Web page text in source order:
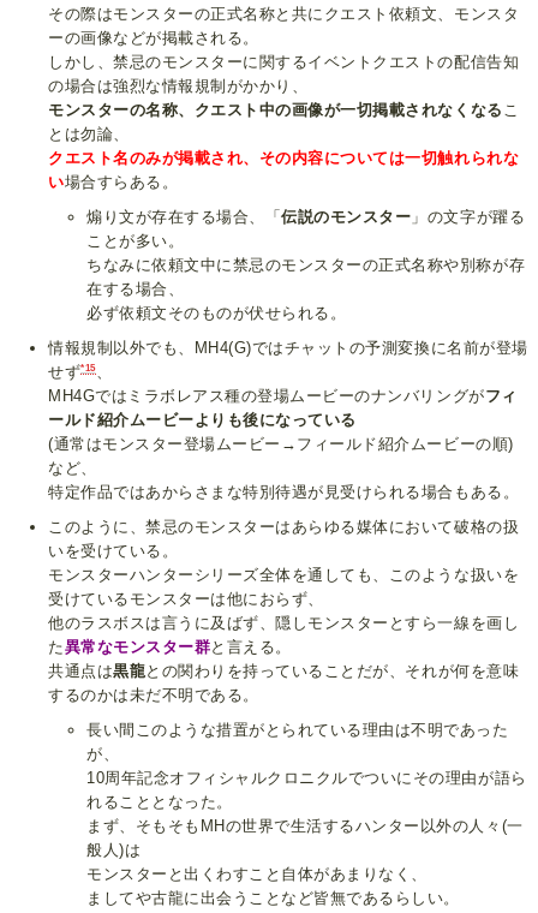
その際はモンスターの正式名称と共にクエスト依頼文、モンスタ
ーの画像などが掲載される。
しかし、禁忌のモンスターに関するイベントクエストの配信告知
の場合は強烈な情報規制がかかり、
モンスターの名称、クエスト中の画像が一切掲載されなくなる こ
とは勿論、
クエスト名のみが掲載され、その内容については一切触れられな
い場合すらある。
煽り文が存在する場合、「伝説のモンスター 」の文字が躍る
ことが多い。
ちなみに依頼文中に禁忌のモンスターの正式名称や別称が存
在する場合、
必ず依頼文そのものが伏せられる。
情報規制以外でも、MH4(G)ではチャットの予測変換に名前が登場
せず*15、
MH4Gではミラボレアス種の登場ムービーのナンバリングがフィ
ールド紹介ムービーよりも後になっている
(通常はモンスター登場ムービー→フィールド紹介ムービーの順)
など、
特定作品ではあからさまな特別待遇が見受けられる場合もある。
このように、禁忌のモンスターはあらゆる媒体において破格の扱
いを受けている。
モンスターハンターシリーズ全体を通しても、このような扱いを
受けているモンスターは他におらず、
他のラスボスは言うに及ばず、隠しモンスターとすら一線を画し
た異常なモンスター群と言える。
共通点は黒龍との関わりを持っていることだが、それが何を意味
するのかは未だ不明である。
長い間このような措置がとられている理由は不明であった
が、
10周年記念オフィシャルクロニクルでついにその理由が語ら
れることとなった。
まず、そもそもMHの世界で生活するハンター以外の人々(一
般人)は
モンスターと出くわすこと自体があまりなく、
ましてや古龍に出会うことなど皆無であるらしい。